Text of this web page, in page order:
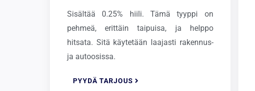
Sisältää 0.25% hiili. Tämä tyyppi on
pehmeä, erittäin taipuisa, ja helppo
hitsata. Sitä käytetään laajasti rakennus-
ja autoosissa.
PYYDÄ TARJOUS